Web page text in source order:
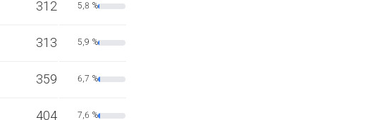
312 5,8 %
313 5,9 %
359 6,7 %
404 7,6 %